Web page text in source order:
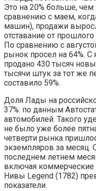
Это на 20% больше,
сравнению с маем,
машин), продажи
отставание от
По сравнению с
рынок просел на 64%. С
продано 430 тысяч
тысячи штук за тот же
составило 59%.
Доля Лады на
37%: по данным
автомобилей. Такого
не было уже более
четверти рынка
экземпляров за месяц.
последнем летнем
включая коммерческие
Нивы Legend (1782)
показатели.